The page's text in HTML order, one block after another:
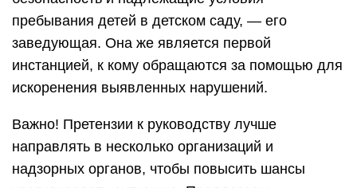
пребывания детей в детском саду, — его
заведующая. Она же является первой
инстанцией, к кому обращаются за помощью для
искоренения выявленных нарушений.
Важно! Претензии к руководству лучше
направлять в несколько организаций и
надзорных органов, чтобы повысить шансы